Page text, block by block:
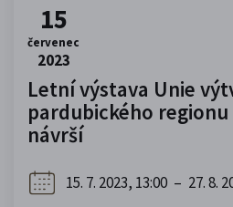
15
červenec
2023
Letní výstava Unie
pardubického
návrší
15. 7. 2023, 13:00 – 27. 8.